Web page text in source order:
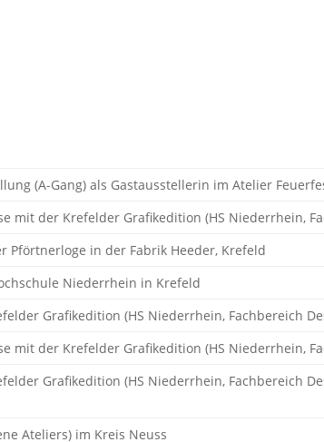
(A-Gang) als Gastausstellerin im Atelier
mit der Krefelder Grafikedition (HS Niederrhein,
Pförtnerloge in der Fabrik Heeder, Krefeld
Niederrhein in Krefeld
Grafikedition (HS Niederrhein, Fachbereich
mit der Krefelder Grafikedition (HS Niederrhein,
Grafikedition (HS Niederrhein, Fachbereich
Ateliers) im Kreis Neuss